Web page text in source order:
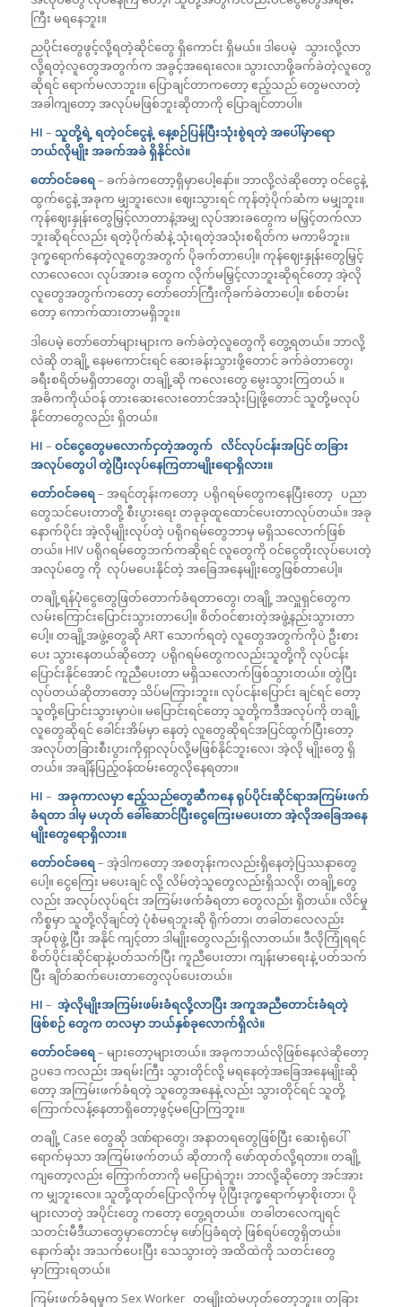
ကြီး မရနေဘူး။
ညပိုင်းတွေဖွင့်လို့ရတဲ့ဆိုင်တွေ ရှိကောင်း ရှိမယ်။ ဒါပေမဲ့ သွားလို့လာ
လို့ရတဲ့လူတွေအတွက်က အခွင့်အရေးလေ။ သွားလာဖို့ခက်ခဲတဲ့လူတွေ
ဆိုရင် ရောက်မလာဘူး။ ပြောချင်တာကတော့ ဧည့်သည် တွေမလာတဲ့
အခါကျတော့ အလုပ်မဖြစ်ဘူးဆိုတာကို ပြောချင်တာပါ။
HI – သူတို့ရဲ့ ရတဲ့ဝင်ငွေနဲ့ နေ့စဉ်ပြန်ပြီးသုံးစွဲရတဲ့ အပေါ်မှာရော
ဘယ်လိုမျိုး အခက်အခဲ ရှိနိုင်လဲ။
တော်ဝင်ခရေ– ခက်ခဲကတော့ရှိမှာပေါ့နော်။ ဘာလို့လဲဆိုတော့ ဝင်ငွေနဲ့
ထွက်ငွေနဲ့ အခုက မျှဘူးလေ။ ဈေးသွားရင် ကုန်တဲ့ပိုက်ဆံက မမျှဘူး။
ကုန်ဈေးနှုန်းတွေမြှင့်လာတာနဲ့အမျှ လုပ်အားခတွေက မမြှင့်တက်လာ
ဘူးဆိုရင်လည်း ရတဲ့ပိုက်ဆံနဲ့ သုံးရတဲ့အသုံးစရိတ်က မကာမိဘူး။
ဒုက္ခရောက်နေတဲ့လူတွေအတွက် ပိုခက်တာပေါ့။ ကုန်ဈေးနှုန်းတွေမြှင့်
လာလေလေ၊ လုပ်အားခ တွေက လိုက်မမြှင့်လာဘူးဆိုရင်တော့ အဲ့လို
လူတွေအတွက်ကတော့ တော်တော်ကြီးကိုခက်ခဲတာပေါ့။ စစ်တမ်း
တော့ ကောက်ထားတာမရှိဘူး။
ဒါပေမဲ့ တော်တော်များများက ခက်ခဲတဲ့လူတွေကို တွေ့ရတယ်။ ဘာလို့
လဲဆို တချို့ နေမကောင်းရင် ဆေးခန်းသွားဖို့တောင် ခက်ခဲတာတွေ၊
ခရီးစရိတ်မရှိတာတွေ၊ တချို့ဆို ကလေးတွေ မွေးသွားကြတယ် ။
အဓိကကိုယ်ဝန် တားဆေးလေးတောင်အသုံးပြုဖို့တောင် သူတို့မလုပ်
နိုင်တာတွေလည်း ရှိတယ်။
HI – ဝင်ငွေတွေမလောက်ငှတဲ့အတွက် လိင်လုပ်ငန်းအပြင် တခြား
အလုပ်တွေပါ တွဲပြီးလုပ်နေကြတာမျိုးရောရှိလား။
တော်ဝင်ခရေ– အရင်တုန်းကတော့ ပရိုဂရမ်တွေကနေပြီးတော့ ပညာ
တွေသင်ပေးတာတို့ စီးပွားရေး တခုခုထူထောင်ပေးတာလုပ်တယ်။ အခု
နောက်ပိုင်း အဲ့လိုမျိုးလုပ်တဲ့ ပရိုဂရမ်တွေဘာမှ မရှိသလောက်ဖြစ်
တယ်။ HIV ပရိုဂရမ်တွေဘက်ကဆိုရင် လူတွေကို ဝင်ငွေတိုးလုပ်ပေးတဲ့
အလုပ်တွေ ကို လုပ်မပေးနိုင်တဲ့ အခြေအနေမျိုးတွေဖြစ်တာပေါ့။
တချို့ရန်ပုံငွေတွေဖြတ်တောက်ခံရတာတွေ၊ တချို့ အလှူရှင်တွေက
လမ်းကြောင်းပြောင်းသွားတာပေါ့။ စိတ်ဝင်စားတဲ့အဖွဲ့နည်းသွားတာ
ပေါ့။ တချို့အဖွဲ့တွေဆို ART သောက်ရတဲ့ လူတွေအတွက်ကိုပဲ ဦးစား
ပေး သွားနေတယ်ဆိုတော့ ပရိုဂရမ်တွေကလည်းသူတို့ကို လုပ်ငန်း
ပြောင်းနိုင်အောင် ကူညီပေးတာ မရှိသလောက်ဖြစ်သွားတယ်။ တွဲပြီး
လုပ်တယ်ဆိုတာတော့ သိပ်မကြားဘူး။ လုပ်ငန်းပြောင်း ချင်ရင် တော့
သူတို့ပြောင်းသွားမှာပဲ။ မပြောင်းရင်တော့ သူတို့ကဒီအလုပ်ကို တချို့
လူတွေဆိုရင် ခေါင်းအိမ်မှာ နေတဲ့ လူတွေဆိုရင်အပြင်ထွက်ပြီးတော့
အလုပ်တခြားစီးပွားကိုရှာလုပ်လို့မဖြစ်နိုင်ဘူးလေ၊ အဲ့လို မျိုးတွေ ရှိ
တယ်။ အချိန်ပြည့်ဝန်ထမ်းတွေလိုနေရတာ။
HI – အခုကာလမှာ ဧည့်သည်တွေဆီကနေ ရုပ်ပိုင်းဆိုင်ရာအကြမ်းဖက်
ခံရတာ ဒါမှ မဟုတ် ခေါ်ဆောင်ပြီးငွေကြေးမပေးတာ အဲ့လိုအခြေအနေ
မျိုးတွေရောရှိလား။
တော်ဝင်ခရေ– အဲ့ဒါကတော့ အစတုန်းကလည်းရှိနေတဲ့ပြဿနာတွေ
ပေါ့။ ငွေကြေး မပေးချင် လို့ လိမ်တဲ့သူတွေလည်းရှိသလို၊ တချို့တွေ
လည်း အလုပ်လုပ်ရင်း အကြမ်းဖက်ခံရတာ တွေလည်း ရှိတယ်။ လိင်မှု
ကိစ္စမှာ သူတို့လိုချင်တဲ့ ပုံစံမရဘူးဆို ရိုက်တာ၊ တခါတလေလည်း
အုပ်စုဖွဲ့ ပြီး အနိုင် ကျင့်တာ ဒါမျိုးတွေလည်းရှိလာတယ်။ ဒီလိုကြုံရရင်
စိတ်ပိုင်းဆိုင်ရာနဲ့ပတ်သက်ပြီး ကူညီပေးတာ၊ ကျန်းမာရေးနဲ့ ပတ်သက်
ပြီး ချိတ်ဆက်ပေးတာတွေလုပ်ပေးတယ်။
HI – အဲ့လိုမျိုးအကြမ်းဖမ်းခံရလို့လာပြီး အကူအညီတောင်းခံရတဲ့
ဖြစ်စဉ် တွေက တလမှာ ဘယ်နှစ်ခုလောက်ရှိလဲ။
တော်ဝင်ခရေ– များတော့များတယ်။ အခုကဘယ်လိုဖြစ်နေလဲဆိုတော့
ဥပဒေ ကလည်း အရမ်းကြီး သွားတိုင်လို့ မရနေတဲ့အခြေအနေမျိုးဆို
တော့ အကြမ်းဖက်ခံရတဲ့ သူတွေအနေနဲ့ လည်း သွားတိုင်ရင် သူတို့
ကြောက်လန့်နေတာရှိတော့ဖွင့်မပြောကြဘူး။
တချို့ Case တွေဆို ဒဏ်ရာတွေ၊ အနာတရတွေဖြစ်ပြီး ဆေးရုံပေါ်
ရောက်မှသာ အကြမ်းဖက်တယ် ဆိုတာကို ဖော်ထုတ်လို့ရတာ။ တချို့
ကျတော့လည်း ကြောက်တာကို မပြောရဲဘူး၊ ဘာလို့ဆိုတော့ အင်အား
က မျှဘူးလေ။ သူတို့ထုတ်ပြောလိုက်မှ ပိုပြီးဒုက္ခရောက်မှာစိုးတာ၊ ပို
များလာတဲ့ အပိုင်းတွေ ကတော့ တွေ့ရတယ်။ တခါတလေကျရင်
သတင်းမီဒီယာတွေမှာတောင်မှ ဖော်ပြခံရတဲ့ ဖြစ်ရပ်တွေရှိတယ်။
နောက်ဆုံး အသက်ပေးပြီး သေသွားတဲ့ အထိထဲကို သတင်းတွေ
မှာကြားရတယ်။
ကြမ်းဖက်ခံရမှုက Sex Worker တမျိုးထဲမဟုတ်တော့ဘူး။ တခြား